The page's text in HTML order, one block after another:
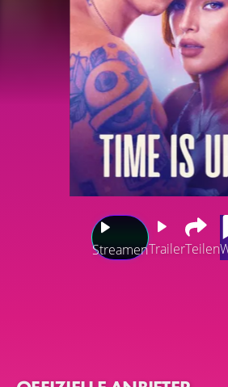
StreamenTrailerTeilen
vorzubereiten. Während des